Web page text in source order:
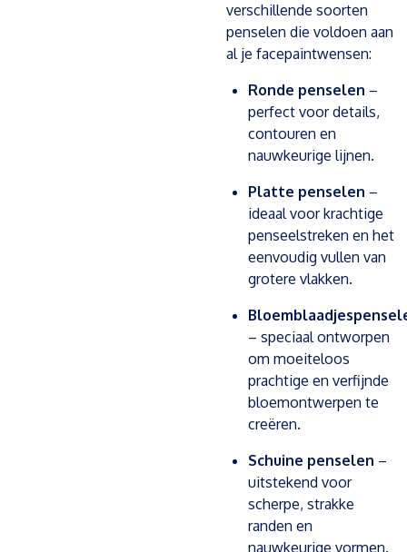
verschillende soorten
penselen die voldoen aan
al je facepaintwensen:
Ronde penselen –
perfect voor details,
contouren en
nauwkeurige lijnen.
Platte penselen –
ideaal voor krachtige
penseelstreken en het
eenvoudig vullen van
grotere vlakken.
– speciaal ontworpen
om moeiteloos
prachtige en verfijnde
bloemontwerpen te
creëren.
Schuine penselen –
uitstekend voor
scherpe, strakke
randen en
nauwkeurige vormen.